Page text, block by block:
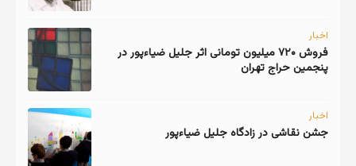
اخبار
فروش ۷۲۰ میلیون تومانی اثر جلیل ضیاءپور در
پنجمین حراج تهران
اخبار
جشن نقاشی در زادگاه جلیل ضیاءپور